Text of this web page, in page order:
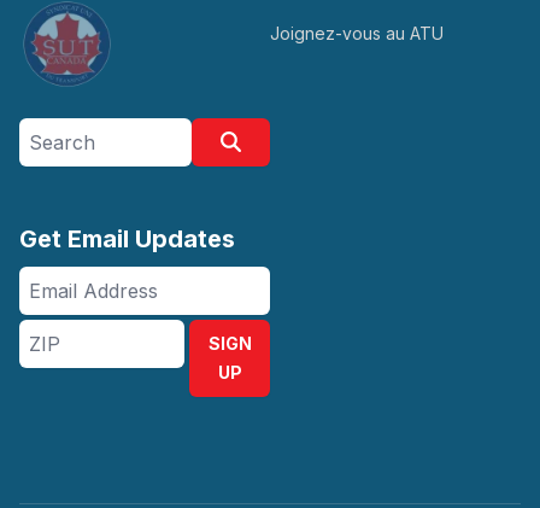
Joignez-vous au ATU
Search site
Get Email Updates
Email
Address
ZIP
SIGN
UP